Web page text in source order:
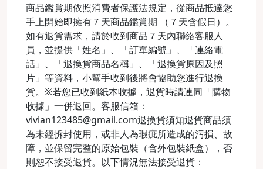
商品鑑賞期依照消費者保護法規定，從商品抵達您
手上開始即擁有７天商品鑑賞期 （７天含假日）。
如有退貨需求，請於收到商品７天內聯絡客服人
員，並提供「姓名」、「訂單編號」、「連絡電
話」、「退換貨商品名稱」、「退換貨原因及照
片」等資料，小幫手收到後將會協助您進行退換
貨。※若您已收到紙本收據，退貨時請連同「購物
收據」一併退回。客服信箱：
vivian123485@gmail.com退換貨須知退貨商品須
為未經拆封使用，或非人為瑕疵所造成的污損、故
障，並保留完整的原始包裝（含外包裝紙盒），否
則恕不接受退貨。以下情況無法接受退貨：